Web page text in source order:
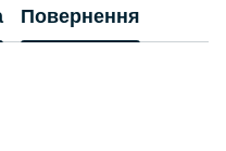
Повернення